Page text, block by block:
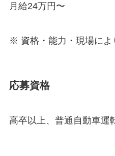
月給24万円〜
※ 資格・能力・現場によ
応募資格
高卒以上、普通自動車運